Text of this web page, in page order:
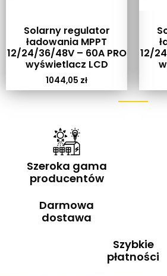
Solarny regulator
ładowania MPPT
12/24/36/48V – 60A PRO
wyświetlacz LCD
1044,05 zł
12/
Szeroka gama
producentów
Darmowa
dostawa
Szybkie
płatności